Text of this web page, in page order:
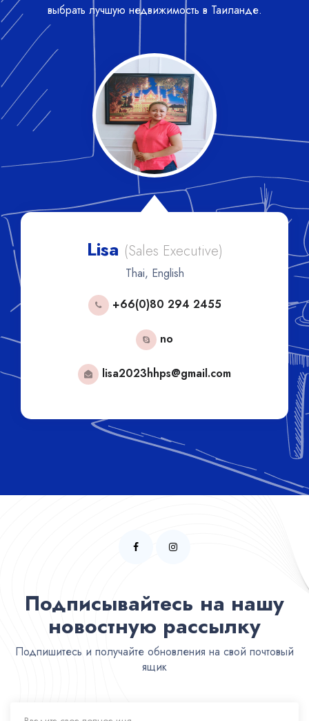
выбрать лучшую недвижимость в Таиланде.
Lisa (Sales Executive)
Thai, English
+66(0)80 294 2455
no
lisa2023hhps@gmail.com
Подписывайтесь на нашу
новостную рассылку
Подпишитесь и получайте обновления на свой почтовый
ящик